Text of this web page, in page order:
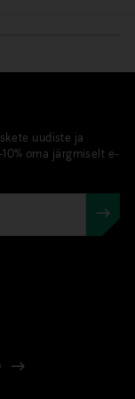
uudiste ja
oma järgmiselt e-